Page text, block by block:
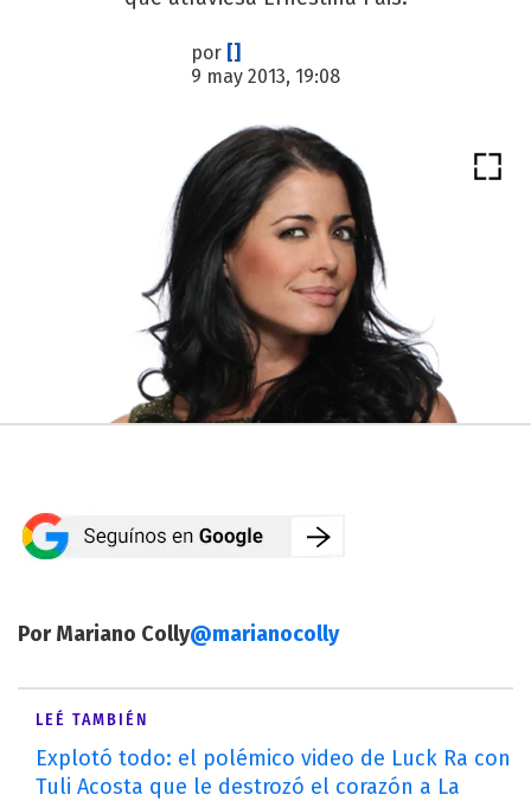
por []
9 may 2013, 19:08
Por Mariano Colly@marianocolly
LEÉ TAMBIÉN
Explotó todo: el polémico video de Luck Ra con
Tuli Acosta que le destrozó el corazón a La